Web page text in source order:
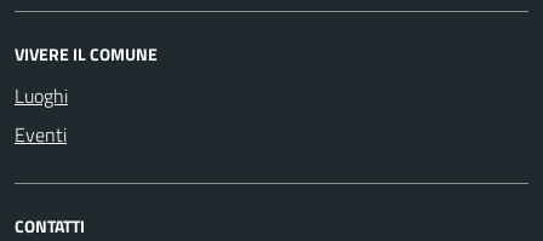
VIVERE IL COMUNE
Luoghi
Eventi
CONTATTI